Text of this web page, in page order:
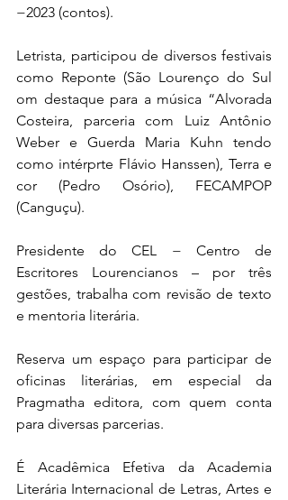
−2023 (contos).
Letrista, participou de diversos festivais
como Reponte (São Lourenço do Sul
om destaque para a música “Alvorada
Costeira, parceria com Luiz Antônio
Weber e Guerda Maria Kuhn tendo
como intérprte Flávio Hanssen), Terra e
cor (Pedro Osório), FECAMPOP
(Canguçu).
Presidente do CEL − Centro de
Escritores Lourencianos – por três
gestões, trabalha com revisão de texto
e mentoria literária.
Reserva um espaço para participar de
oficinas literárias, em especial da
Pragmatha editora, com quem conta
para diversas parcerias.
É Acadêmica Efetiva da Academia
Literária Internacional de Letras, Artes e